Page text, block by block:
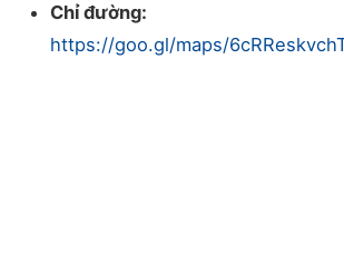
Chỉ đường:
https://goo.gl/maps/